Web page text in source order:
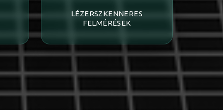
LÉZERSZKENNERES
FELMÉRÉSEK